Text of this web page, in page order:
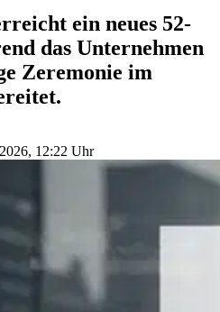
ein neues 52-
das Unternehmen
Zeremonie im
12:22 Uhr